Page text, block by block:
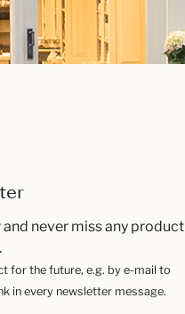
never miss any product
for the future, e.g. by e-mail to
in every newsletter message.